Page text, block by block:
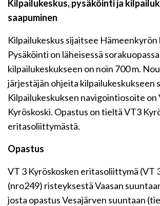
Kilpailukeskus, pysäköinti ja
saapuminen
Kilpailukeskus sijaitsee
Pysäköinti on läheisessä
kilpailukeskukseen on noin 700 m.
järjestäjän ohjeita kilpailukeskukseen
Kilpailukeskuksen navigointiosoite on
Kyröskoski. Opastus on tieltä VT3
eritasoliittymästä.
Opastus
VT 3 Kyröskosken eritasoliittymä (VT
(nro249) risteyksestä Vaasan
josta opastus Vesajärven suuntaan